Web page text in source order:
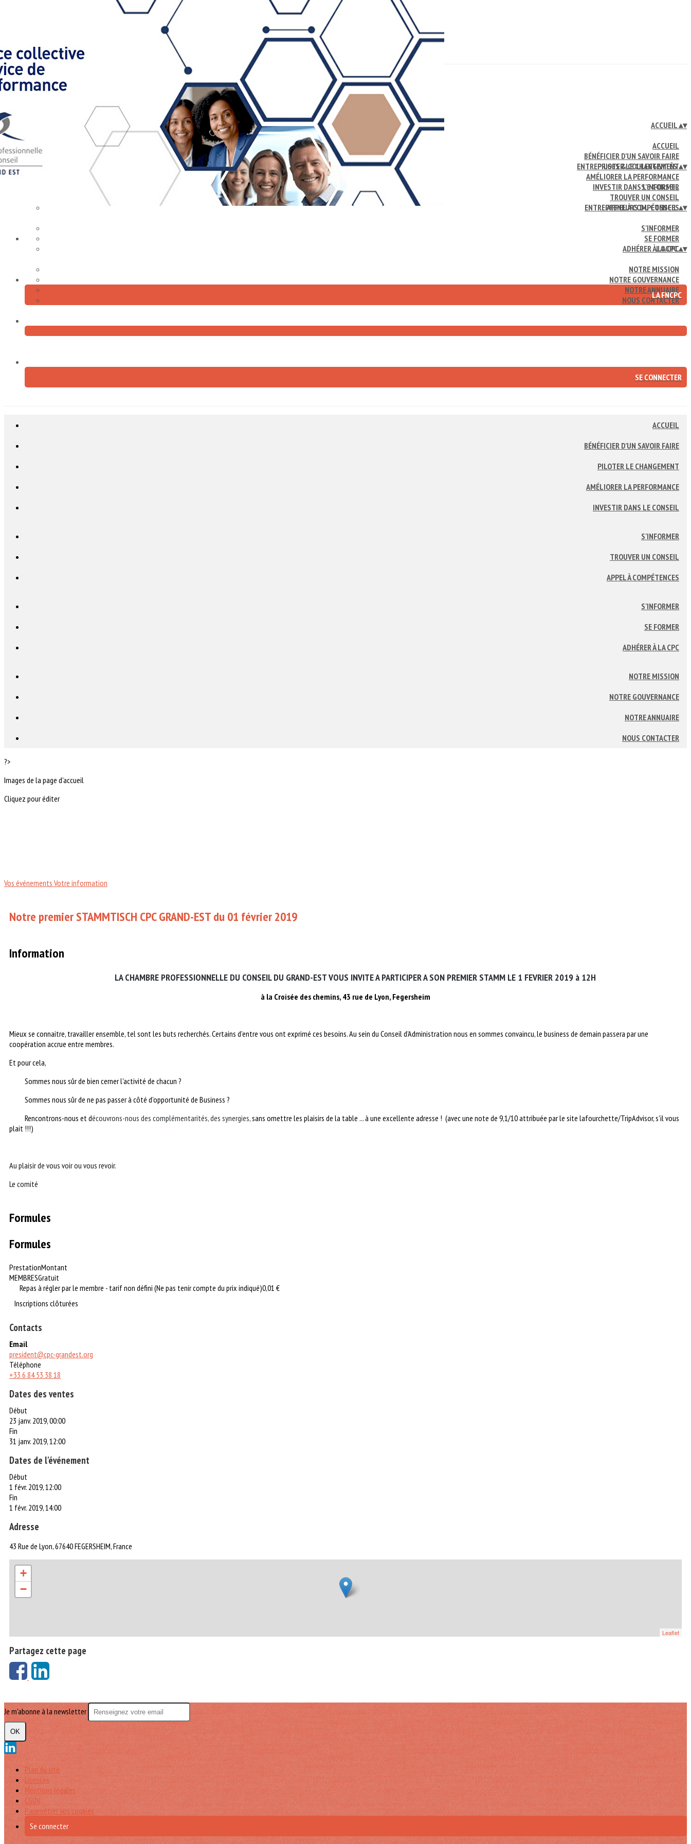
Menu
Ajoutez un logo, un bouton, des réseaux sociaux
ACCUEIL▴▾
ACCUEIL
BÉNÉFICIER D’UN SAVOIR FAIRE
PILOTER LE CHANGEMENT
AMÉLIORER LA PERFORMANCE
INVESTIR DANS LE CONSEIL
ENTREPRISES & COLLECTIVITÉS▴▾
S'INFORMER
TROUVER UN CONSEIL
APPEL À COMPÉTENCES
ENTREPRENEURS DU CONSEIL▴▾
S'INFORMER
SE FORMER
ADHÉRER À LA CPC
LA CPC▴▾
NOTRE MISSION
NOTRE GOUVERNANCE
NOTRE ANNUAIRE
NOUS CONTACTER
LA FNCPC
SE CONNECTER
ACCUEIL
BÉNÉFICIER D’UN SAVOIR FAIRE
PILOTER LE CHANGEMENT
AMÉLIORER LA PERFORMANCE
INVESTIR DANS LE CONSEIL
S'INFORMER
TROUVER UN CONSEIL
APPEL À COMPÉTENCES
S'INFORMER
SE FORMER
ADHÉRER À LA CPC
NOTRE MISSION
NOTRE GOUVERNANCE
NOTRE ANNUAIRE
NOUS CONTACTER
?>
Images de la page d'accueil
Cliquez pour éditer
Vos événements Votre information
Notre premier STAMMTISCH CPC GRAND-EST du 01 février 2019
Information
LA CHAMBRE PROFESSIONNELLE DU CONSEIL DU GRAND-EST VOUS INVITE A PARTICIPER A SON PREMIER STAMM LE 1 FEVRIER 2019 à 12H
à la Croisée des chemins, 43 rue de Lyon, Fegersheim
Mieux se connaitre, travailler ensemble, tel sont les buts recherchés. Certains d'entre vous ont exprimé ces besoins. Au sein du Conseil d'Administration nous en sommes convaincu, le business de demain passera par une
coopération accrue entre membres.
Et pour cela,
Sommes nous sûr de bien cerner l'activité de chacun ?
Sommes nous sûr de ne pas passer à côté d'opportunité de Business ?
Rencontrons-nous et découvrons-nous des complémentarités, des synergies,sans omettre les plaisirs de la table ... à une excellente adresse ! (avec une note de 9,1/10 attribuée par le site lafourchette/TripAdvisor, s'il vous
plait !!!)
Au plaisir de vous voir ou vous revoir.
Le comité
Formules
Formules
PrestationMontant
MEMBRESGratuit
Repas à régler par le membre - tarif non défini (Ne pas tenir compte du prix indiqué)0,01 €
Inscriptions clôturées
Contacts
Email
president@cpc-grandest.org
Téléphone
+33 6 84 53 38 18
Dates des ventes
Début
23 janv. 2019, 00:00
Fin
31 janv. 2019, 12:00
Dates de l'événement
Début
1 févr. 2019, 12:00
Fin
1 févr. 2019, 14:00
Adresse
43 Rue de Lyon, 67640 FEGERSHEIM, France
+
−
Leaflet
Partagez cette page
Je m'abonne à la newsletter
OK
Plan du site
Licences
Mentions légales
CGUV
Paramétrer vos cookies
Se connecter